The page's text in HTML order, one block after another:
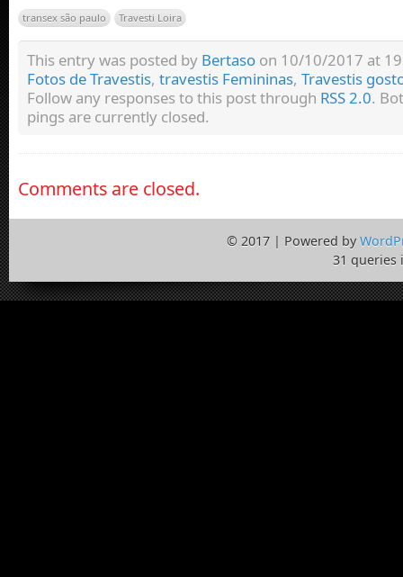
transex são paulo Travesti Loira
This entry was posted by Bertaso on 10/10/2017 at
Fotos de Travestis, travestis Femininas, Travestis
Follow any responses to this post through RSS 2.0.
pings are currently closed.
Comments are closed.
© 2017 | Powered by
31 queries